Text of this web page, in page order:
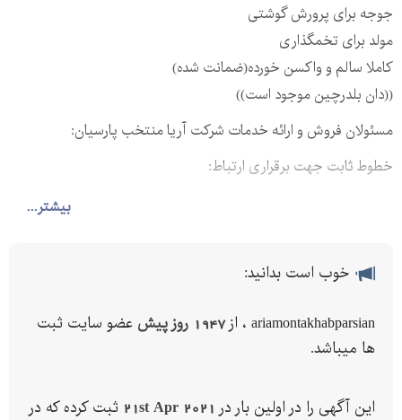
بیشتر...
جوجه برای پرورش گوشتی
مولد برای تخمگذاری
کاملا سالم و واکسن خورده(ضمانت شده)
((دان بلدرچین موجود است))
مسئولان فروش و ارائه خدمات شرکت آریا منتخب پارسیان:
خطوط ثابت جهت برقراری ارتباط:
در صورت تماس و عدم پاسخگویی تمامی شماره ها دای وات ساپ
خوب است بدانید:
ariamontakhabparsian ، از 1947 روز پیش
عضو سایت ثبت
ها میباشد.
این آگهی را در اولین بار در 21st Apr 2021 ثبت کرده که در